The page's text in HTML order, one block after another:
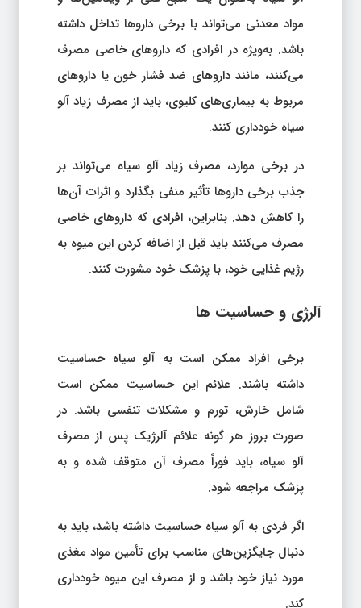
مواد معدنی می‌تواند با برخی داروها تداخل داشته
باشد. به‌ویژه در افرادی که داروهای خاصی مصرف
می‌کنند، مانند داروهای ضد فشار خون یا داروهای
مربوط به بیماری‌های کلیوی، باید از مصرف زیاد آلو
سیاه خودداری کنند.
در برخی موارد، مصرف زیاد آلو سیاه می‌تواند بر
جذب برخی داروها تأثیر منفی بگذارد و اثرات آن‌ها
را کاهش دهد. بنابراین، افرادی که داروهای خاصی
مصرف می‌کنند باید قبل از اضافه کردن این میوه به
رژیم غذایی خود، با پزشک خود مشورت کنند.
آلرژی و حساسیت‌ ها
برخی افراد ممکن است به آلو سیاه حساسیت
داشته باشند. علائم این حساسیت ممکن است
شامل خارش، تورم و مشکلات تنفسی باشد. در
صورت بروز هر گونه علائم آلرژیک پس از مصرف
آلو سیاه، باید فوراً مصرف آن متوقف شده و به
پزشک مراجعه شود.
اگر فردی به آلو سیاه حساسیت داشته باشد، باید به
دنبال جایگزین‌های مناسب برای تأمین مواد مغذی
مورد نیاز خود باشد و از مصرف این میوه خودداری